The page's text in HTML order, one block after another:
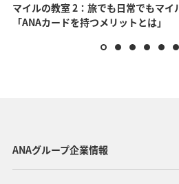
マイルの教室 2：旅でも日常でもマイ
「ANAカードを持つメリットとは」
ANAグループ企業情報